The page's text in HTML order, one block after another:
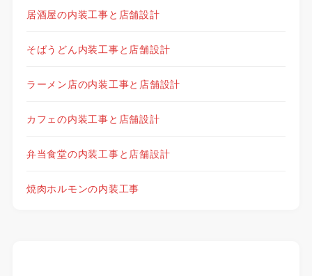
居酒屋の内装工事と店舗設計
そばうどん内装工事と店舗設計
ラーメン店の内装工事と店舗設計
カフェの内装工事と店舗設計
弁当食堂の内装工事と店舗設計
焼肉ホルモンの内装工事